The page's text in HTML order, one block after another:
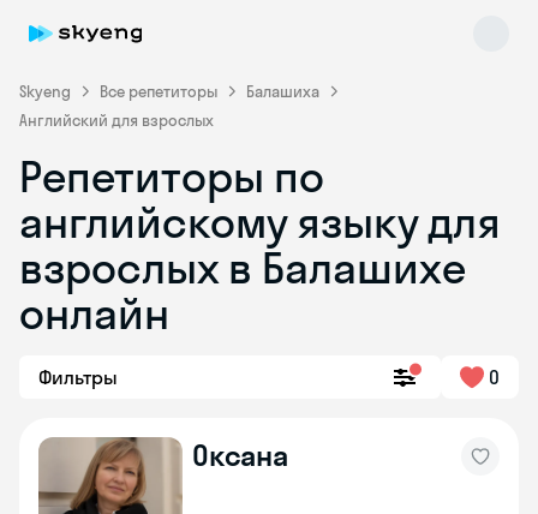
Skyeng Все репетиторы
Балашиха
Английский для взрослых
Репетиторы по
английскому языку для
взрослых в Балашихе
онлайн
Фильтры 0
Оксана
Skyeng Chat